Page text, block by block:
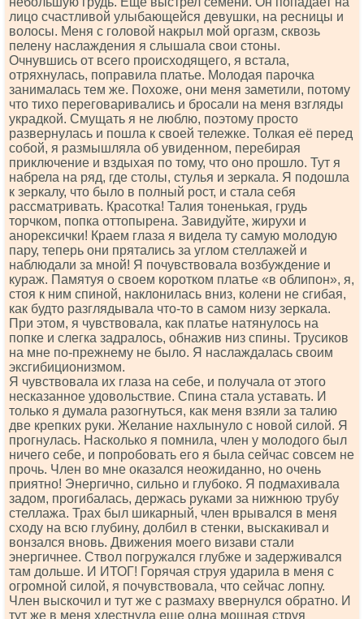
лицо счастливой улыбающейся девушки, на ресницы и
волосы. Меня с головой накрыл мой оргазм, сквозь
пелену наслаждения я слышала свои стоны.
Очнувшись от всего происходящего, я встала,
отряхнулась, поправила платье. Молодая парочка
занималась тем же. Похоже, они меня заметили, потому
что тихо переговаривались и бросали на меня взгляды
украдкой. Смущать я не люблю, поэтому просто
развернулась и пошла к своей тележке. Толкая её перед
собой, я размышляла об увиденном, перебирая
приключение и вздыхая по тому, что оно прошло. Тут я
набрела на ряд, где столы, стулья и зеркала. Я подошла
к зеркалу, что было в полный рост, и стала себя
рассматривать. Красотка! Талия тоненькая, грудь
торчком, попка оттопырена. Завидуйте, жирухи и
анорексички! Краем глаза я видела ту самую молодую
пару, теперь они прятались за углом стеллажей и
наблюдали за мной! Я почувствовала возбуждение и
кураж. Памятуя о своем коротком платье «в облипон», я,
стоя к ним спиной, наклонилась вниз, колени не сгибая,
как будто разглядывала что-то в самом низу зеркала.
При этом, я чувствовала, как платье натянулось на
попке и слегка задралось, обнажив низ спины. Трусиков
на мне по-прежнему не было. Я наслаждалась своим
эксгибиционизмом.
Я чувствовала их глаза на себе, и получала от этого
несказанное удовольствие. Спина стала уставать. И
только я думала разогнуться, как меня взяли за талию
две крепких руки. Желание нахлынуло с новой силой. Я
прогнулась. Насколько я помнила, член у молодого был
ничего себе, и попробовать его я была сейчас совсем не
прочь. Член во мне оказался неожиданно, но очень
приятно! Энергично, сильно и глубоко. Я подмахивала
задом, прогибалась, держась руками за нижнюю трубу
стеллажа. Трах был шикарный, член врывался в меня
сходу на всю глубину, долбил в стенки, выскакивал и
вонзался вновь. Движения моего визави стали
энергичнее. Ствол погружался глубже и задерживался
там дольше. И ИТОГ! Горячая струя ударила в меня с
огромной силой, я почувствовала, что сейчас лопну.
Член выскочил и тут же с размаху ввернулся обратно. И
тут же в меня хлестнула еще одна мощная струя